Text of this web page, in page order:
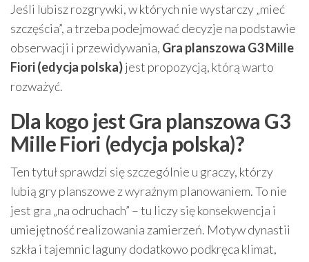
Jeśli lubisz rozgrywki, w których nie wystarczy „mieć
szczęścia”, a trzeba podejmować decyzje na podstawie
obserwacji i przewidywania, Gra planszowa G3 Mille
Fiori (edycja polska)jest propozycją, którą warto
rozważyć.
Dla kogo jest Gra planszowa G3
Mille Fiori (edycja polska)?
Ten tytuł sprawdzi się szczególnie u graczy, którzy
lubią gry planszowe z wyraźnym planowaniem. To nie
jest gra „na odruchach” – tu liczy się konsekwencja i
umiejętność realizowania zamierzeń. Motyw dynastii
szkła i tajemnic laguny dodatkowo podkręca klimat,